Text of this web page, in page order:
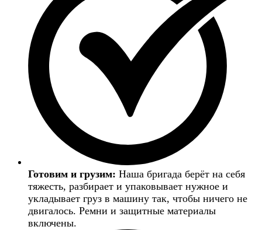
Готовим и грузим: Наша бригада берёт на себя
тяжесть, разбирает и упаковывает нужное и
укладывает груз в машину так, чтобы ничего не
двигалось. Ремни и защитные материалы
включены.